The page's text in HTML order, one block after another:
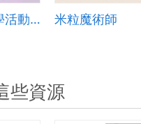
[110學年]人工智慧教學活動設計―高雄市左營區福山國民小學 米粒魔術師
些資源